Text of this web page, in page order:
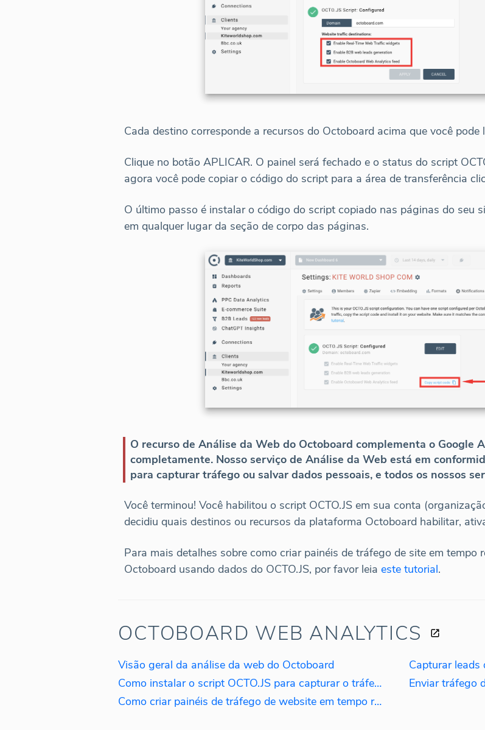
Cada destino corresponde a recursos do Octoboard acima que você pode
Clique no botão APLICAR. O painel será fechado e o status do script
agora você pode copiar o código do script para a área de transferência
O último passo é instalar o código do script copiado nas páginas do seu
em qualquer lugar da seção de corpo das páginas.
O recurso de Análise da Web do Octoboard complementa o Google
completamente. Nosso serviço de Análise da Web está em
para capturar tráfego ou salvar dados pessoais, e todos os nossos
Você terminou! Você habilitou o script OCTO.JS em sua conta
decidiu quais destinos ou recursos da plataforma Octoboard habilitar,
Para mais detalhes sobre como criar painéis de tráfego de site em
Octoboard usando dados do OCTO.JS, por favor leia este tutorial.
OCTOBOARD WEB ANALYTICS
Visão geral da análise da web do Octoboard
Como instalar o script OCTO.JS para capturar o tráfego da web
Como criar painéis de tráfego de website em tempo real usando o script OCTO.JS